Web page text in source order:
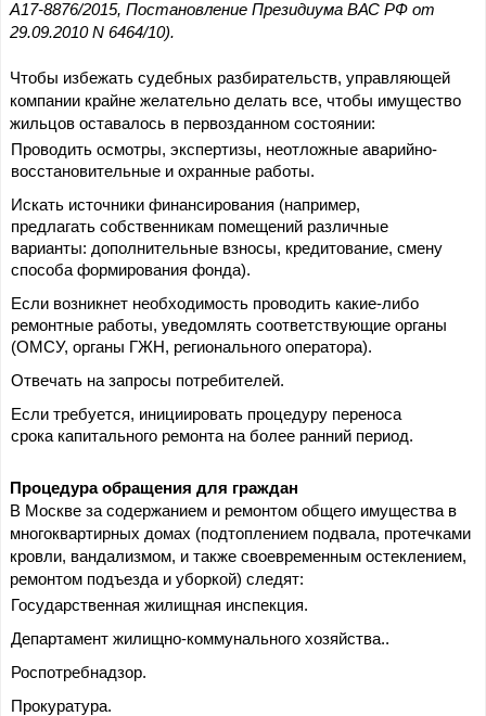
А17-8876/2015, Постановление Президиума ВАС РФ от
29.09.2010 N 6464/10).
Чтобы избежать судебных разбирательств, управляющей
компании крайне желательно делать все, чтобы имущество
жильцов оставалось в первозданном состоянии:
Проводить осмотры, экспертизы, неотложные аварийно-
восстановительные и охранные работы.
Искать источники финансирования (например,
предлагать собственникам помещений различные
варианты: дополнительные взносы, кредитование, смену
способа формирования фонда).
Если возникнет необходимость проводить какие-либо
ремонтные работы, уведомлять соответствующие органы
(ОМСУ, органы ГЖН, регионального оператора).
Отвечать на запросы потребителей.
Если требуется, инициировать процедуру переноса
срока капитального ремонта на более ранний период.
Процедура обращения для граждан
В Москве за содержанием и ремонтом общего имущества в
многоквартирных домах (подтоплением подвала, протечками
кровли, вандализмом, и также своевременным остеклением,
ремонтом подъезда и уборкой) следят:
Государственная жилищная инспекция.
Департамент жилищно-коммунального хозяйства..
Роспотребнадзор.
Прокуратура.